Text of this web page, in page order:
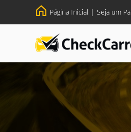
Página Inicial | Seja um